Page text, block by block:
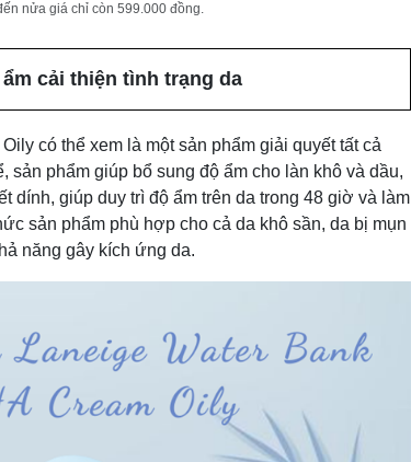
nửa giá chỉ còn 599.000 đồng.
cải thiện tình trạng da
có thể xem là một sản phẩm giải quyết tất cả
sản phẩm giúp bổ sung độ ẩm cho làn khô và dầu,
dính, giúp duy trì độ ẩm trên da trong 48 giờ và làm
sản phẩm phù hợp cho cả da khô sần, da bị mụn
năng gây kích ứng da.